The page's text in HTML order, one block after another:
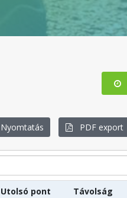
PDF export
Utolsó pont Távolság